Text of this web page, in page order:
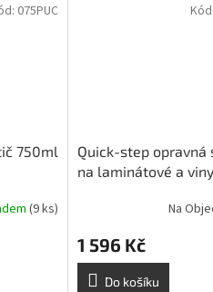
750ml
(9 ks)
075PUC
Quick-step opravná
na laminátové a
Na
1 596 Kč
Do košíku
Kód: